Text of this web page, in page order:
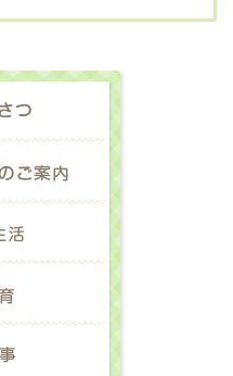
ごあいさつ
幼稚園のご案内